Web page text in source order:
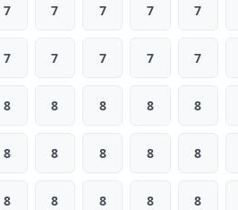
7 7 7 7 7
7 7 7 7 7
8 8 8 8 8
8 8 8 8 8
8 8 8 8 8